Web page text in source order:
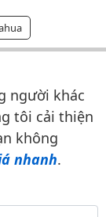
người khác
tôi cải thiện
không
nhanh.